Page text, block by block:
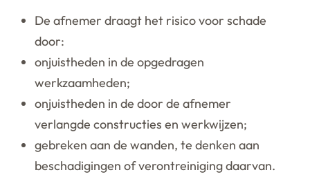
De afnemer draagt het risico voor schade
door:
onjuistheden in de opgedragen
werkzaamheden;
onjuistheden in de door de afnemer
verlangde constructies en werkwijzen;
gebreken aan de wanden, te denken aan
beschadigingen of verontreiniging daarvan.